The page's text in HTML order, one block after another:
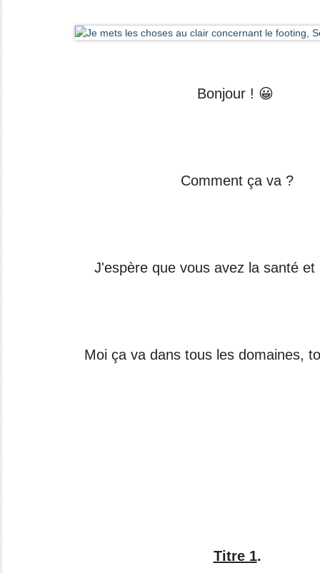
Bonjour ! 😀
Comment ça va ?
J'espère que vous avez la santé et
Moi ça va dans tous les domaines,
Titre 1.